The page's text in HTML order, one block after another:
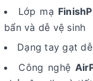
Lớp mạ
bẩn và dễ vệ sinh
Dạng tay gạt
Công nghệ